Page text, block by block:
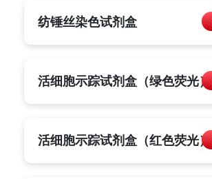
纺锤丝染色试剂盒
活细胞示踪试剂盒（绿色荧光）
活细胞示踪试剂盒（红色荧光）